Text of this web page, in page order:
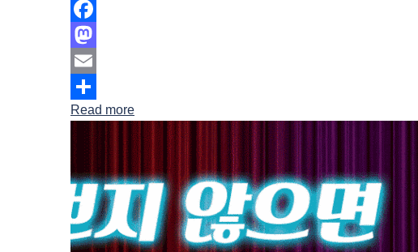
Facebook
Mastodon
Email
Share
Read more